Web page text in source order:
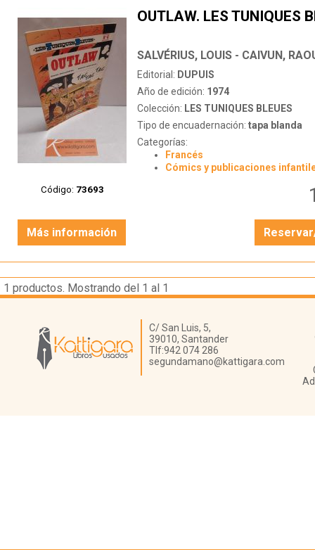
Código: 73693
OUTLAW. LES TUNIQUES
SALVÉRIUS, LOUIS - CAIVUN,
Editorial: DUPUIS
Año de edición: 1974
Colección: LES TUNIQUES BLEUES
Tipo de encuadernación: tapa blanda
Categorías:
Francés
Cómics y publicaciones
Más información
1 productos. Mostrando del 1 al 1
Librería Kattigara
C/ San Luis, 5,
39010, Santander
Tlf:942 074 286
segundamano@kattigara.com